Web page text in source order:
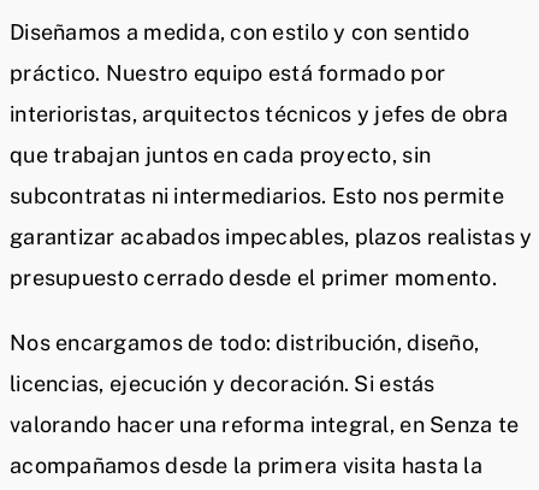
Diseñamos a medida, con estilo y con sentido
práctico. Nuestro equipo está formado por
interioristas, arquitectos técnicos y jefes de obra
que trabajan juntos en cada proyecto, sin
subcontratas ni intermediarios. Esto nos permite
garantizar acabados impecables, plazos realistas y
presupuesto cerrado desde el primer momento.
Nos encargamos de todo: distribución, diseño,
licencias, ejecución y decoración. Si estás
valorando hacer una reforma integral, en Senza te
acompañamos desde la primera visita hasta la